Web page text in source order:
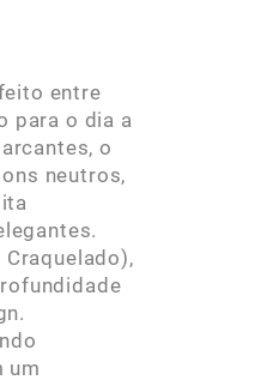
entre
para o dia a
o
neutros,
um